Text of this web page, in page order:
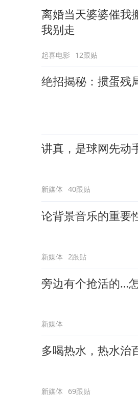
离婚当天婆婆催我
我别走
起喜电影 12跟贴
绝招揭秘：掼蛋残
讲真，是球网先动
新媒体 40跟贴
论背景音乐的重要
新媒体 2跟贴
旁边有个抢活的…
新媒体
多喝热水，热水治
新媒体 69跟贴